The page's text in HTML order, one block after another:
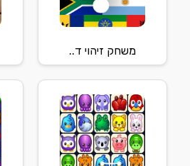
משחק זיהוי ד..